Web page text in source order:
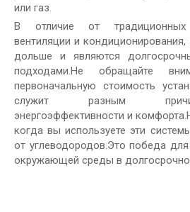
или газ.
В отличие от традиционных
вентиляции и кондиционирования,
дольше и являются
подходами.Не обращайте
первоначальную стоимость
служит разным
энергоэффективности и
когда вы используете эти
от углеводородов.Это победа
окружающей среды в